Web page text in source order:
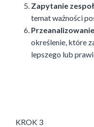
Zapytanie
temat ważności
określenie, które
lepszego lub
KROK 3